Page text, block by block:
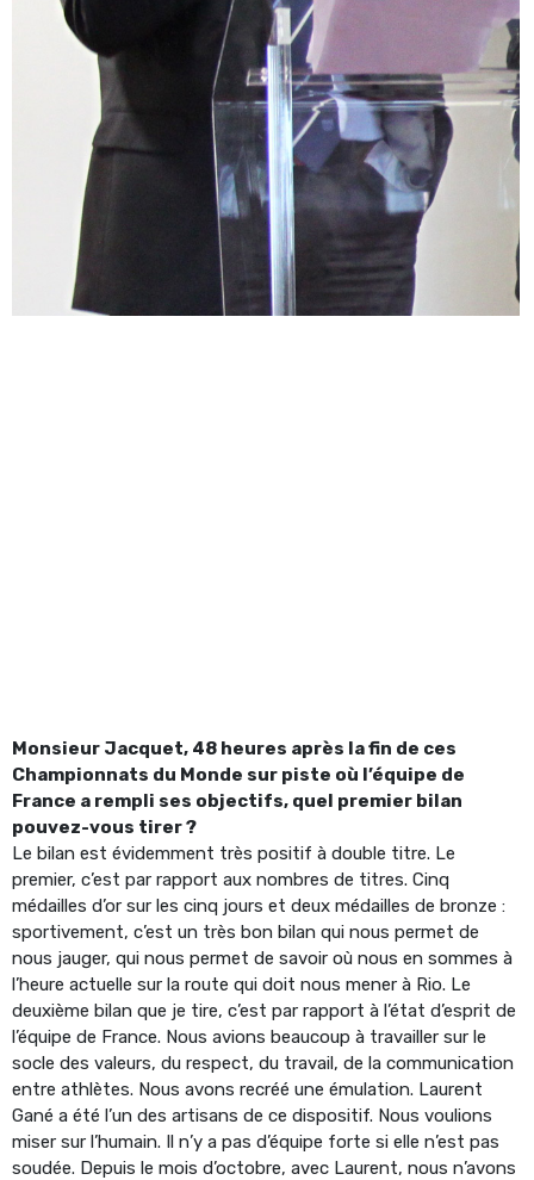
Monsieur Jacquet, 48 heures après la fin de ces
Championnats du Monde sur piste où l’équipe de
France a rempli ses objectifs, quel premier bilan
pouvez-vous tirer ?
Le bilan est évidemment très positif à double titre. Le
premier, c’est par rapport aux nombres de titres. Cinq
médailles d’or sur les cinq jours et deux médailles de bronze :
sportivement, c’est un très bon bilan qui nous permet de
nous jauger, qui nous permet de savoir où nous en sommes à
l’heure actuelle sur la route qui doit nous mener à Rio. Le
deuxième bilan que je tire, c’est par rapport à l’état d’esprit de
l’équipe de France. Nous avions beaucoup à travailler sur le
socle des valeurs, du respect, du travail, de la communication
entre athlètes. Nous avons recréé une émulation. Laurent
Gané a été l’un des artisans de ce dispositif. Nous voulions
miser sur l’humain. Il n’y a pas d’équipe forte si elle n’est pas
soudée. Depuis le mois d’octobre, avec Laurent, nous n’avons